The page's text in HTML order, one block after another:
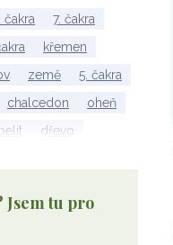
čakra
7. čakra
křemen
země
5. čakra
chalcedon
oheň
dřevo
záhněda
Jsem tu pro